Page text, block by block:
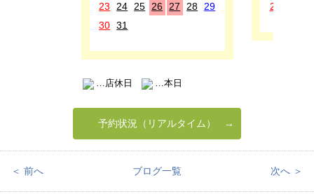
23
24 25 26 27 28 29
30 31
27
…店休日 …本日
予約状況（リアルタイム）
＜ 前へ ブログ一覧 次へ ＞